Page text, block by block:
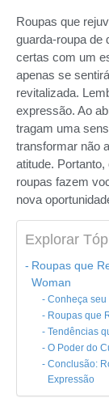
Roupas que
guarda-roupa de
certas com um
apenas se
revitalizada.
expressão. Ao
tragam uma
transformar não
atitude.
roupas fazem
nova
Explorar
Roupas que
Woman
Conheça seu
Roupas que
Tendências
O Poder do
Conclusão:
Expressão